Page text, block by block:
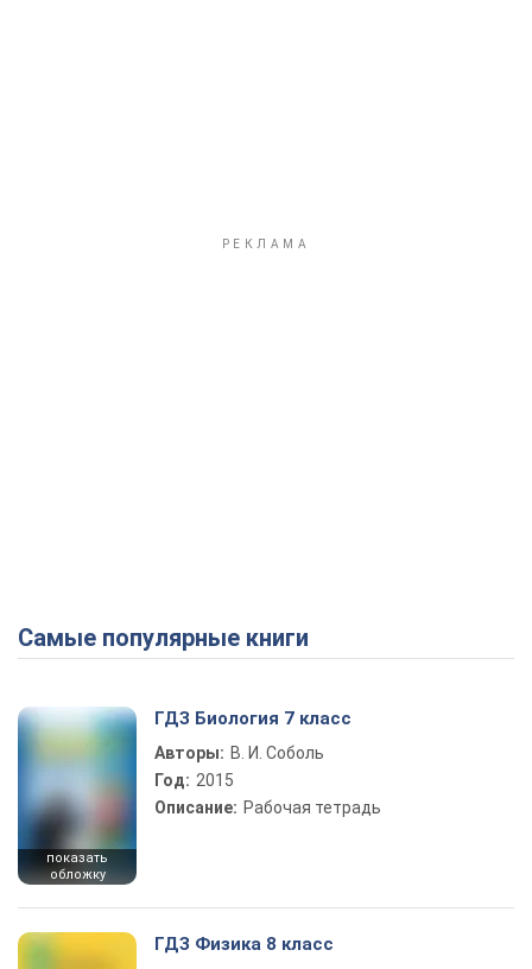
Самые популярные книги
показать
обложку
ГДЗ Биология 7 класс
Авторы: В. И. Соболь
Год: 2015
Описание: Рабочая тетрадь
ГДЗ Физика 8 класс